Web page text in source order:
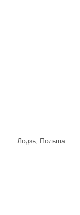
Лодзь, Польша